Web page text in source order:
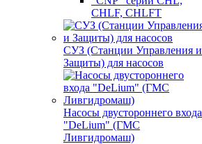
CHLF, CHLFT
СУЗ (Станции Управления и
Защиты) для насосов
Насосы двустороннего входа
"DeLium" (ГМС
Ливгидромаш)